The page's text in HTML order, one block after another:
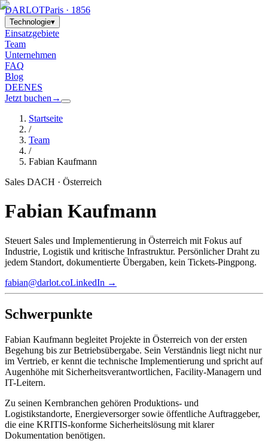
DARLOTParis · 1856
Technologie▾
Einsatzgebiete
Team
Unternehmen
FAQ
Blog
DEENES
Jetzt buchen →
Startseite
/
Team
/
Fabian Kaufmann
Sales DACH · Österreich
Fabian Kaufmann
Steuert Sales und Implementierung in Österreich mit Fokus auf
Industrie, Logistik und kritische Infrastruktur. Persönlicher Draht zu
jedem Standort, dokumentierte Übergaben, kein Tickets-Pingpong.
fabian@darlot.coLinkedIn →
Schwerpunkte
Fabian Kaufmann begleitet Projekte in Österreich von der ersten
Begehung bis zur Betriebsübergabe. Sein Verständnis liegt nicht nur
im Vertrieb, er kennt die technische Implementierung und spricht auf
Augenhöhe mit Sicherheitsverantwortlichen, Facility-Managern und
IT-Leitern.
Zu seinen Kernbranchen gehören Produktions- und
Logistikstandorte, Energieversorger sowie öffentliche Auftraggeber,
die eine KRITIS-konforme Sicherheitslösung mit klarer
Dokumentation benötigen.